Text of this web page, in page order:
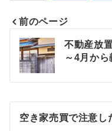
投
稿
ナ
ビ
前のページ
不動産放
～4月から
空き家売買で注意し